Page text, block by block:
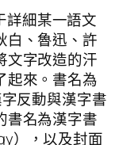
詳細某一語文
白、魯迅、許
文字改造的汗
起來。書名為
反動與漢字書
書名為漢字書
），以及封面